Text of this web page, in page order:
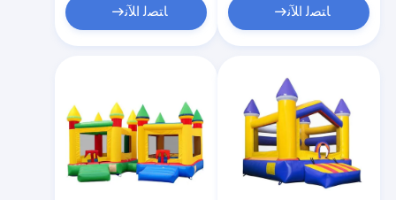
ﺎﺘﺼﻟ ﺍﻶﻧ ﺎﺘﺼﻟ ﺍﻶﻧ